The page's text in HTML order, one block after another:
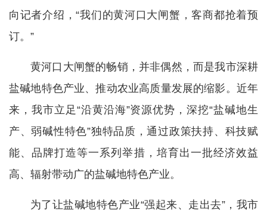
向记者介绍，“我们的黄河口大闸蟹，客商都抢着预
订。”
黄河口大闸蟹的畅销，并非偶然，而是我市深耕
盐碱地特色产业、推动农业高质量发展的缩影。近年
来，我市立足“沿黄沿海”资源优势，深挖“盐碱地生
产、弱碱性特色”独特品质，通过政策扶持、科技赋
能、品牌打造等一系列举措，培育出一批经济效益
高、辐射带动广的盐碱地特色产业。
为了让盐碱地特色产业“强起来、走出去”，我市